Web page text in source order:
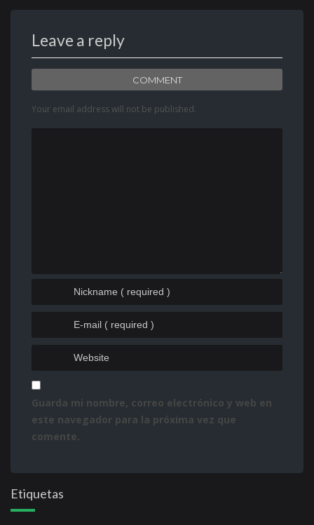
Leave a reply
COMMENT
Your email address will not be published.
Guarda mi nombre, correo electrónico y web en
este navegador para la próxima vez que
comente.
Etiquetas